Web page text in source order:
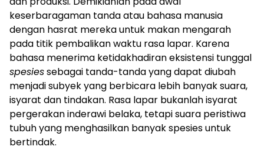
keserbaragaman tanda atau bahasa manusia
dengan hasrat mereka untuk makan mengarah
pada titik pembalikan waktu rasa lapar. Karena
bahasa menerima ketidakhadiran eksistensi tunggal
spesiessebagai tanda-tanda yang dapat diubah
menjadi subyek yang berbicara lebih banyak suara,
isyarat dan tindakan. Rasa lapar bukanlah isyarat
pergerakan inderawi belaka, tetapi suara peristiwa
tubuh yang menghasilkan banyak spesies untuk
bertindak.